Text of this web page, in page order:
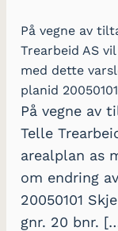
På vegne av
Trearbeid AS
med dette
planid
På vegne av
Telle
arealplan as
om endring
20050101
gnr. 20 bnr.